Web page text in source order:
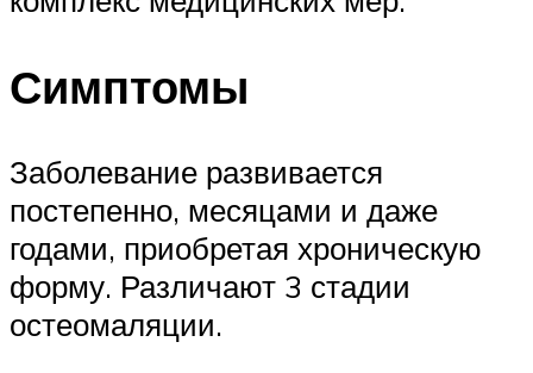
Симптомы
Заболевание развивается
постепенно, месяцами и даже
годами, приобретая хроническую
форму. Различают 3 стадии
остеомаляции.